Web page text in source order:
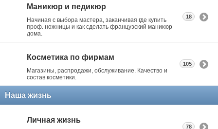
Маникюр и педикюр
Начиная с выбора мастера, заканчивая где купить
проф. ножницы и как сделать французский маникюр
дома.
18
Косметика по фирмам
Магазины, распродажи, обслуживание. Качество и
состав косметики.
105
Наша жизнь
Личная жизнь
78